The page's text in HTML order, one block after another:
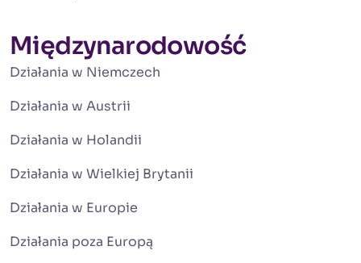
Międzynarodowość
Działania w Niemczech
Działania w Austrii
Działania w Holandii
Działania w Wielkiej Brytanii
Działania w Europie
Działania poza Europą